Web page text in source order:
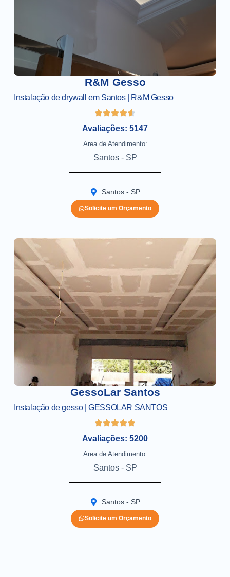
R&M Gesso
Instalação de drywall em Santos | R&M Gesso
Avaliações: 5147
Area de Atendimento:
Santos - SP
Santos - SP
Solicite um Orçamento
GessoLar Santos
Instalação de gesso | GESSOLAR SANTOS
Avaliações: 5200
Area de Atendimento:
Santos - SP
Santos - SP
Solicite um Orçamento